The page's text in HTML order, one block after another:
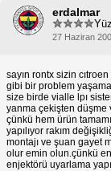
erdalmar
27 Haziran
sayın rontx sizin
gibi bir problem
size birde vialle lpı
yanma çekişten düşme
çünkü hem ürün
yapılıyor rakım
montajı ve şuan gayet
olur emin olun.çünkü
enjektörü uyarlama